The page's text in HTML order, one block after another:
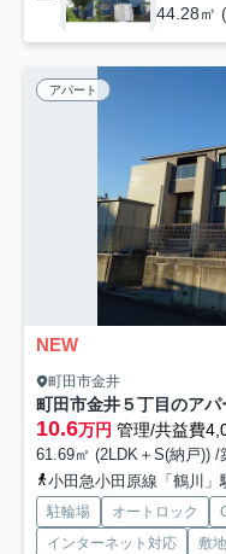
44.28㎡
アパート
NEW
町田市金井
町田市金井５丁目のアパ
10.6万円 管理/共益費
61.69㎡ (2LDK＋S(納戸)) /
小田急小田原線「鶴川」
駐輪場 オートロック
インターネット対応
敷